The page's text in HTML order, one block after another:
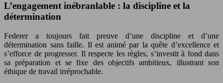
L’engagement inébranlable : la discipline et la
détermination
Federer a toujours fait preuve d’une discipline et d’une
détermination sans faille. Il est animé par la quête d’excellence et
s’efforce de progresser. Il respecte les règles, s’investit à fond dans
sa préparation et se fixe des objectifs ambitieux, illustrant son
éthique de travail irréprochable.